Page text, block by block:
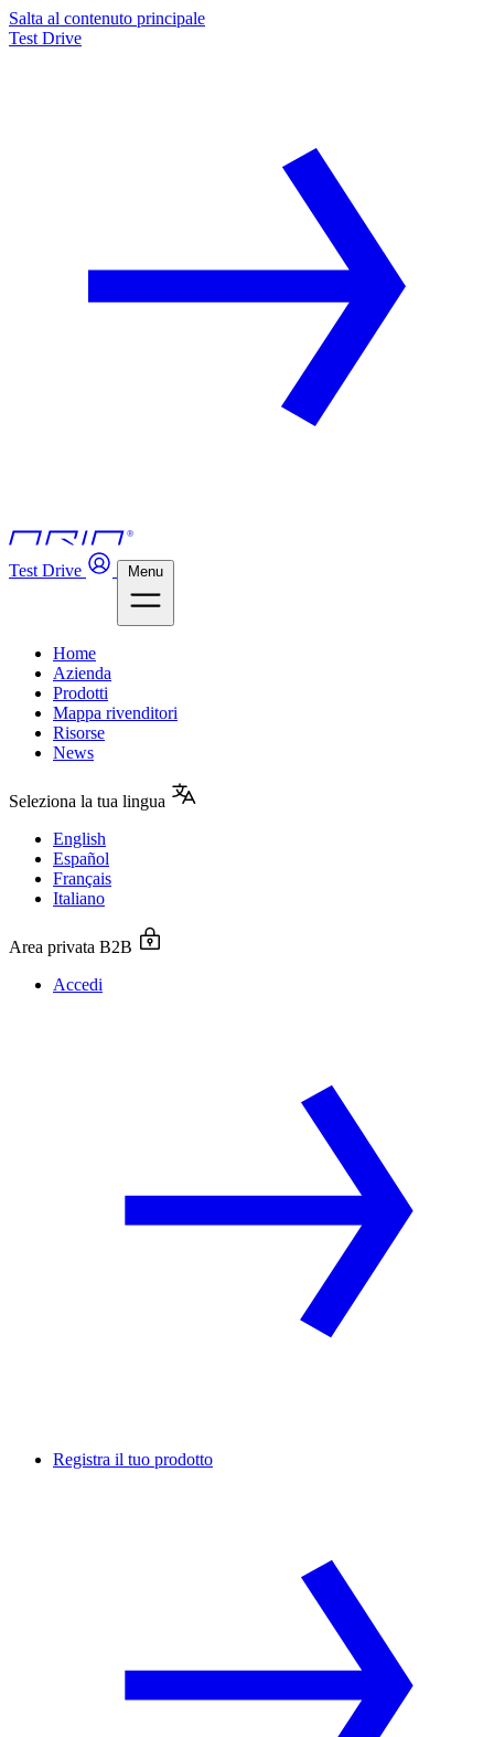
Salta al contenuto principale
Test Drive
Test Drive Menu
Home
Azienda
Prodotti
Mappa rivenditori
Risorse
News
Seleziona la tua lingua
English
Español
Français
Italiano
Area privata B2B
Accedi
Registra il tuo prodotto